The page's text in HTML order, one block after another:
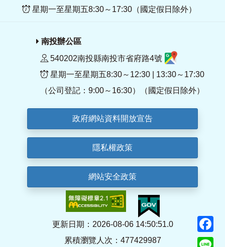
星期一至星期五8:30～17:30（國定假日除外）
南投辦公區
540202南投縣南投市省府路4號
星期一至星期五8:30～12:30 | 13:30～17:30
（公司登記：9:00～16:30）（國定假日除外）
政府網站資料開放宣告
隱私權政策
網站安全政策
更新日期：2026-08-06 14:50:51.0
累積瀏覽人次：477429987